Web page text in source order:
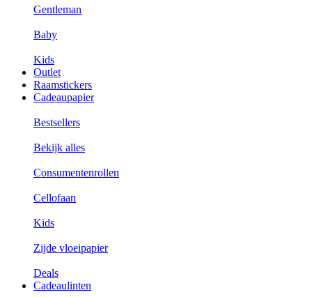
Gentleman
Baby
Kids
Outlet
Raamstickers
Cadeaupapier
Bestsellers
Bekijk alles
Consumentenrollen
Cellofaan
Kids
Zijde vloeipapier
Deals
Cadeaulinten